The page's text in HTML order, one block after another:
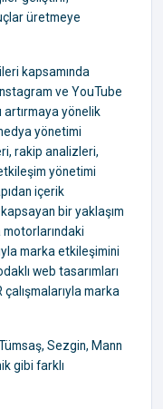
üretmeye
kapsamında
ve YouTube
artırmaya yönelik
yönetimi
rakip analizleri,
yönetimi
içerik
bir yaklaşım
marka etkileşimini
web tasarımları
marka
Sezgin, Mann
gibi farklı